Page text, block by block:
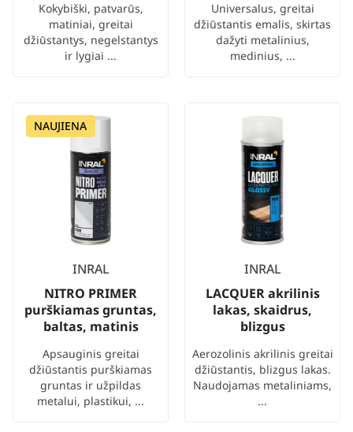
Kokybiški, patvarūs,
matiniai, greitai
džiūstantys, negelstantys
ir lygiai ...
Universalus, greitai
džiūstantis emalis, skirtas
dažyti metalinius,
medinius, ...
NAUJIENA
INRAL
NITRO PRIMER
purškiamas gruntas,
baltas, matinis
Apsauginis greitai
džiūstantis purškiamas
gruntas ir užpildas
metalui, plastikui, ...
INRAL
LACQUER akrilinis
lakas, skaidrus,
blizgus
Aerozolinis akrilinis greitai
džiūstantis, blizgus lakas.
Naudojamas metaliniams,
...